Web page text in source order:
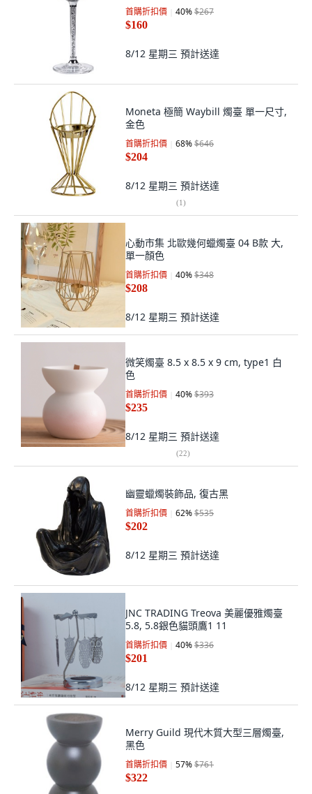
首購折扣價 40%$267
$160
8/12 星期三 預計送達
Moneta 極簡 Waybill 燭臺 單一尺寸,
金色
首購折扣價 68%$646
$204
8/12 星期三 預計送達
(1)
心動市集 北歐幾何蠟燭臺 04 B款 大,
單一顏色
首購折扣價 40%$348
$208
8/12 星期三 預計送達
微笑燭臺 8.5 x 8.5 x 9 cm, type1 白
色
首購折扣價 40%$393
$235
8/12 星期三 預計送達
(22)
幽靈蠟燭裝飾品, 復古黑
首購折扣價 62%$535
$202
8/12 星期三 預計送達
JNC TRADING Treova 美麗優雅燭臺
5.8, 5.8銀色貓頭鷹1 11
首購折扣價 40%$336
$201
8/12 星期三 預計送達
Merry Guild 現代木質大型三層燭臺,
黑色
首購折扣價 57%$761
$322